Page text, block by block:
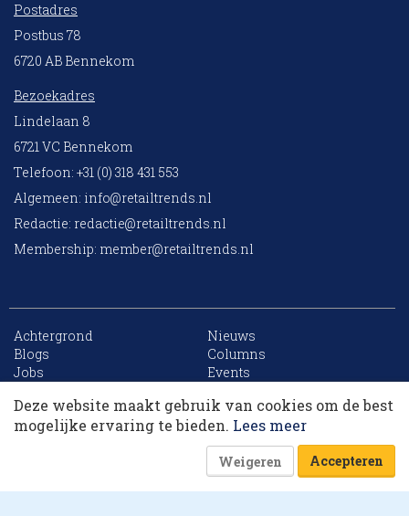
Postadres
Postbus 78
6720 AB Bennekom
Bezoekadres
Lindelaan 8
6721 VC Bennekom
Telefoon: +31 (0) 318 431 553
Algemeen: info@retailtrends.nl
Redactie: redactie@retailtrends.nl
Membership: member@retailtrends.nl
Achtergrond
Nieuws
Blogs
Columns
Jobs
Events
Archief
Sitemap
Website is powered by
Deze website maakt gebruik van cookies om de best
mogelijke ervaring te bieden. Lees meer
Weigeren Accepteren
10 collega’s
Korting op events